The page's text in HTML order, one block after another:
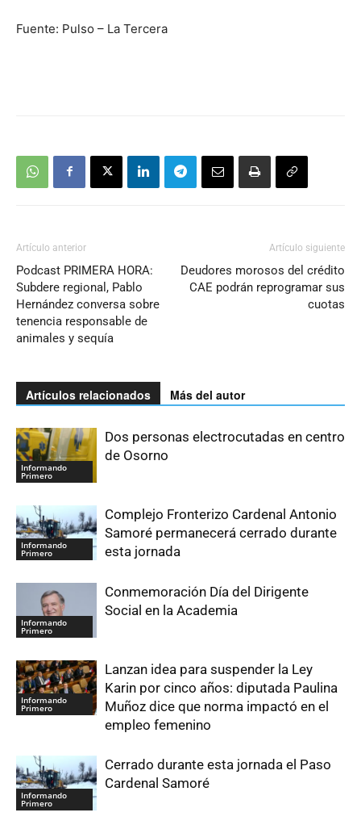
Fuente: Pulso – La Tercera
Artículo anterior
Podcast PRIMERA HORA:
Subdere regional, Pablo
Hernández conversa sobre
tenencia responsable de
animales y sequía
Artículo siguiente
Deudores morosos del crédito
CAE podrán reprogramar sus
cuotas
Artículos relacionados Más del autor
Informando
Primero
Dos personas electrocutadas en centro
de Osorno
Informando
Primero
Complejo Fronterizo Cardenal Antonio
Samoré permanecerá cerrado durante
esta jornada
Informando
Primero
Conmemoración Día del Dirigente
Social en la Academia
Informando
Primero
Lanzan idea para suspender la Ley
Karin por cinco años: diputada Paulina
Muñoz dice que norma impactó en el
empleo femenino
Informando
Primero
Cerrado durante esta jornada el Paso
Cardenal Samoré